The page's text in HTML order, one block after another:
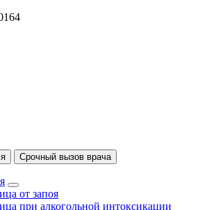
Срочный вызов врача
от запоя
при алкогольной интоксикации